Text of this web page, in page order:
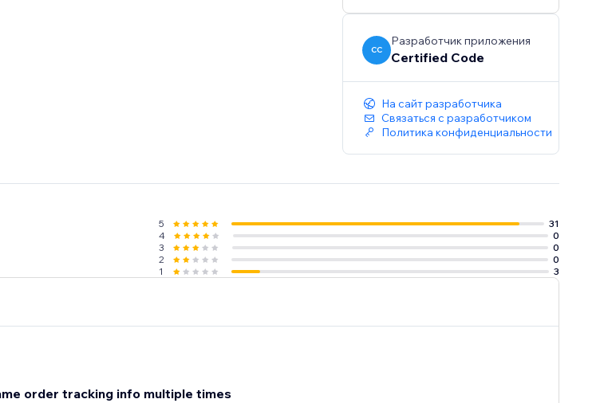
CC
Разработчик приложения
Certified Code
На сайт разработчика
Связаться с разработчиком
Политика конфиденциальности
5
31
4
0
3
0
2
0
1
3
order tracking info multiple times